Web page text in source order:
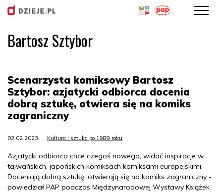
Bartosz Sztybor
Scenarzysta komiksowy Bartosz
Sztybor: azjatycki odbiorca docenia
dobrą sztukę, otwiera się na komiks
zagraniczny
02.02.2023 Kultura i sztuka po 1989 roku
Azjatycki odbiorca chce czegoś nowego, widać inspiracje w
tajwańskich, japońskich komiksach komiksami europejskimi.
Doceniają dobrą sztukę, otwierają się na komiks zagraniczny -
powiedział PAP podczas Międzynarodowej Wystawy Książek